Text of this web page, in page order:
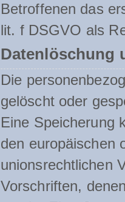
Betroffenen das
lit. f DSGVO als
Datenlöschung
Die
gelöscht oder
Eine Speicherung
den europäischen
unionsrechtlichen
Vorschriften,